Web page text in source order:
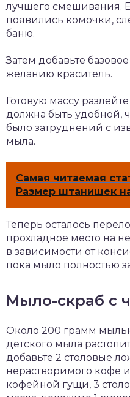
лучшего смешивания.
появились комочки,
баню.
Затем добавьте
желанию краситель.
Готовую массу
должна быть удобной,
было затруднений с
мыла.
Самая читаемая
Размер штанишек
Теперь осталось
прохладное место на
в зависимости от
пока мыло полностью
Мыло-скраб с
Около 200 грамм
детского мыла
добавьте 2 столовые
нерастворимого кофе
кофейной гущи, 3